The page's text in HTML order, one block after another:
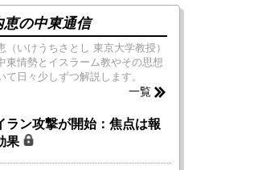
恵の中東通信
（いけうちさとし 東京大学教授）
東情勢とイスラーム教やその思想
て日々少しずつ解説します。
一覧
ラン攻撃が開始：焦点は報
果